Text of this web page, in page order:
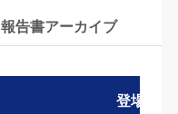
報告書アーカイブ
登場数